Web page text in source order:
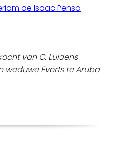
de Isaac Penso
van C. Luidens
Everts te Aruba